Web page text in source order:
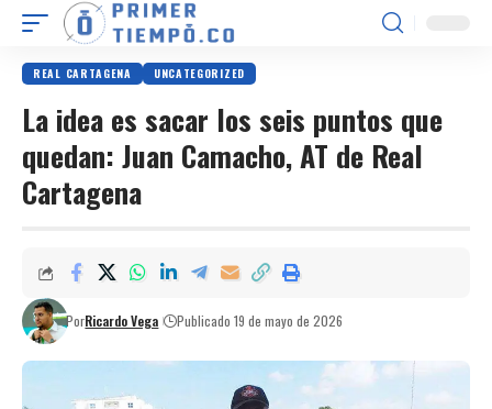
REAL CARTAGENA UNCATEGORIZED
La idea es sacar los seis puntos que
quedan: Juan Camacho, AT de Real
Cartagena
PorRicardo Vega Publicado 19 de mayo de 2026